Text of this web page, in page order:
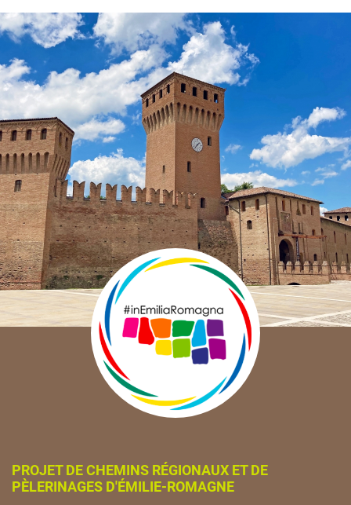
PROJET DE CHEMINS RÉGIONAUX ET DE
PÈLERINAGES D'ÉMILIE-ROMAGNE